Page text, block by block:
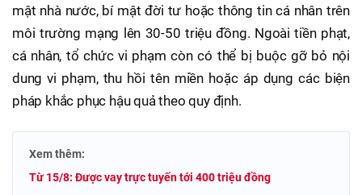
mật nhà nước, bí mật đời tư hoặc thông tin cá nhân trên
môi trường mạng lên 30-50 triệu đồng. Ngoài tiền phạt,
cá nhân, tổ chức vi phạm còn có thể bị buộc gỡ bỏ nội
dung vi phạm, thu hồi tên miền hoặc áp dụng các biện
pháp khắc phục hậu quả theo quy định.
Xem thêm:
Từ 15/8: Được vay trực tuyến tới 400 triệu đồng